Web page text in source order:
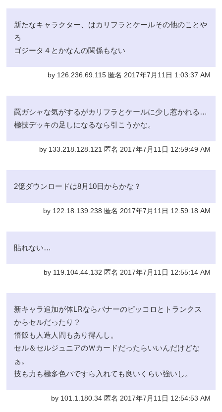
新たなキャラクター、はカリフラとケールその他のことや
ろ
ゴジータ４とかなんの関係もない
by 126.236.69.115 匿名 2017年7月11日 1:03:37 AM
罠ガシャな気がするがカリフラとケールに少し惹かれる…
極技デッキの足しになるなら引こうかな。
by 133.218.128.121 匿名 2017年7月11日 12:59:49 AM
2億ダウンロードは8月10日からかな？
by 122.18.139.238 匿名 2017年7月11日 12:59:18 AM
貼れない…
by 119.104.44.132 匿名 2017年7月11日 12:55:14 AM
新キャラ追加が体LRならバナーのピッコロとトランクス
からセルだったり？
悟飯も人造人間もあり得んし。
セル＆セルジュニアのＷカードだったらいいんだけどな
ぁ。
技も力も極多色パですら入れても良いくらい強いし。
by 101.1.180.34 匿名 2017年7月11日 12:54:53 AM